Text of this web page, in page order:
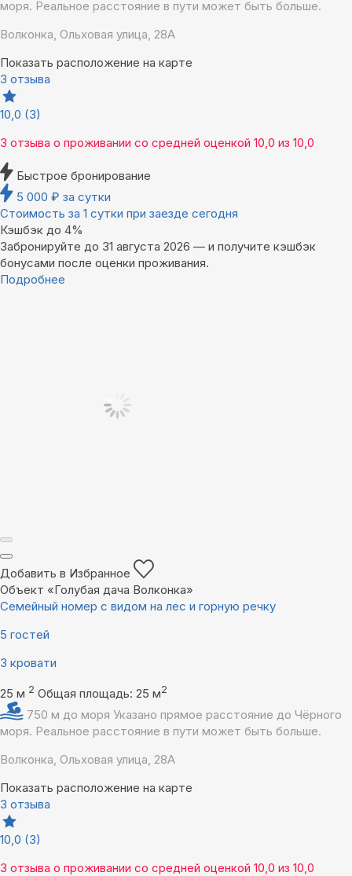
моря. Реальное расстояние в пути может быть больше.
Волконка, Ольховая улица, 28А
Показать расположение на карте
3 отзыва
10,0 (3)
3 отзыва о проживании со средней оценкой 10,0 из 10,0
Быстрое бронирование
5 000 ₽ за сутки
Стоимость за 1 сутки при заезде сегодня
Кэшбэк до 4%
Забронируйте до 31 августа 2026 — и получите кэшбэк
бонусами после оценки проживания.
Подробнее
Добавить в Избранное
Объект «Голубая дача Волконка»
Семейный номер с видом на лес и горную речку
5 гостей
3 кровати
25 м 2 Общая площадь: 25 м2
750 м до моря Указано прямое расстояние до Чёрного
моря. Реальное расстояние в пути может быть больше.
Волконка, Ольховая улица, 28А
Показать расположение на карте
3 отзыва
10,0 (3)
3 отзыва о проживании со средней оценкой 10,0 из 10,0